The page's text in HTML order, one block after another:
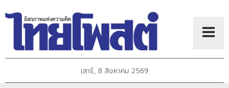
เสาร์, 8 สิงหาคม 2569